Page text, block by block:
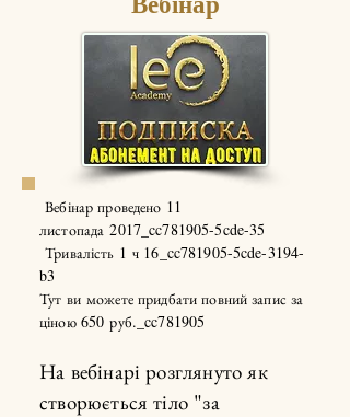
Вебінар проведено 11
листопада 2017_cc781905-5cde-35
Тривалість 1 ч 16_cc781905-5cde-3194-
b3
Тут ви можете придбати повний запис за
ціною 650 руб._cc781905
На вебінарі розглянуто як
створюється тіло "за